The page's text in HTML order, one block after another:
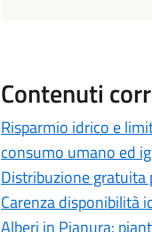
Contenuti
Risparmio idrico e
consumo umano ed
Distribuzione
Carenza disponibilità
Alberi in Pianura: